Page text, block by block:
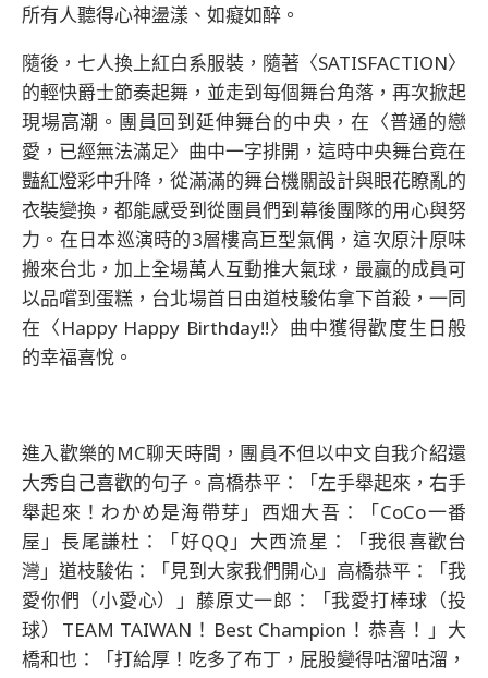
所有人聽得心神盪漾、如癡如醉。
隨後，七人換上紅白系服裝，隨著〈SATISFACTION〉
的輕快爵士節奏起舞，並走到每個舞台角落，再次掀起
現場高潮。團員回到延伸舞台的中央，在〈普通的戀
愛，已經無法滿足〉曲中一字排開，這時中央舞台竟在
豔紅燈彩中升降，從滿滿的舞台機關設計與眼花瞭亂的
衣裝變換，都能感受到從團員們到幕後團隊的用心與努
力。在日本巡演時的3層樓高巨型氣偶，這次原汁原味
搬來台北，加上全場萬人互動推大氣球，最贏的成員可
以品嚐到蛋糕，台北場首日由道枝駿佑拿下首殺，一同
在〈Happy Happy Birthday!!〉曲中獲得歡度生日般
的幸福喜悅。
進入歡樂的MC聊天時間，團員不但以中文自我介紹還
大秀自己喜歡的句子。高橋恭平：「左手舉起來，右手
舉起來！わかめ是海帶芽」西畑大吾：「CoCo一番
屋」長尾謙杜：「好QQ」大西流星：「我很喜歡台
灣」道枝駿佑：「見到大家我們開心」高橋恭平：「我
愛你們（小愛心）」藤原丈一郎：「我愛打棒球（投
球）TEAM TAIWAN！Best Champion！恭喜！」大
橋和也：「打給厚！吃多了布丁，屁股變得咕溜咕溜，